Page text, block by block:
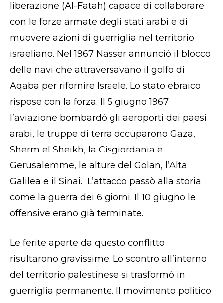
liberazione (Al-Fatah) capace di collaborare
con le forze armate degli stati arabi e di
muovere azioni di guerriglia nel territorio
israeliano. Nel 1967 Nasser annunciò il blocco
delle navi che attraversavano il golfo di
Aqaba per rifornire Israele. Lo stato ebraico
rispose con la forza. Il 5 giugno 1967
l’aviazione bombardò gli aeroporti dei paesi
arabi, le truppe di terra occuparono Gaza,
Sherm el Sheikh, la Cisgiordania e
Gerusalemme, le alture del Golan, l’Alta
Galilea e il Sinai. L’attacco passò alla storia
come la guerra dei 6 giorni. Il 10 giugno le
offensive erano già terminate.
Le ferite aperte da questo conflitto
risultarono gravissime. Lo scontro all’interno
del territorio palestinese si trasformò in
guerriglia permanente. Il movimento politico